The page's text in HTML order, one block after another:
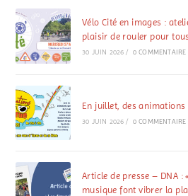
Vélo Cité en images :
plaisir de rouler pour
30 JUIN 2026 / 0 COMMENTAIRE
En juillet, des animations
30 JUIN 2026 / 0 COMMENTAIRE
Article de presse – DNA :
musique font vibrer la